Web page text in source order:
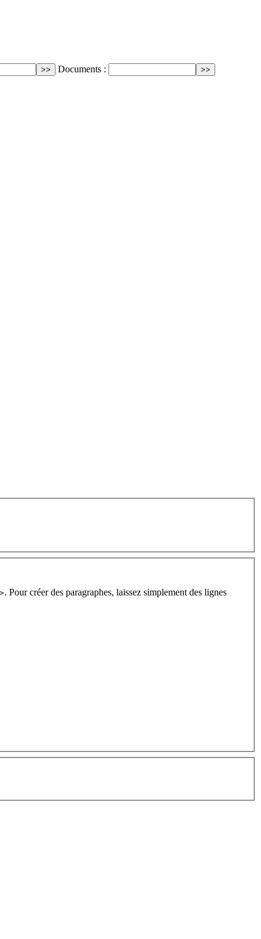
Documents :
. Pour créer des paragraphes, laissez simplement des lignes